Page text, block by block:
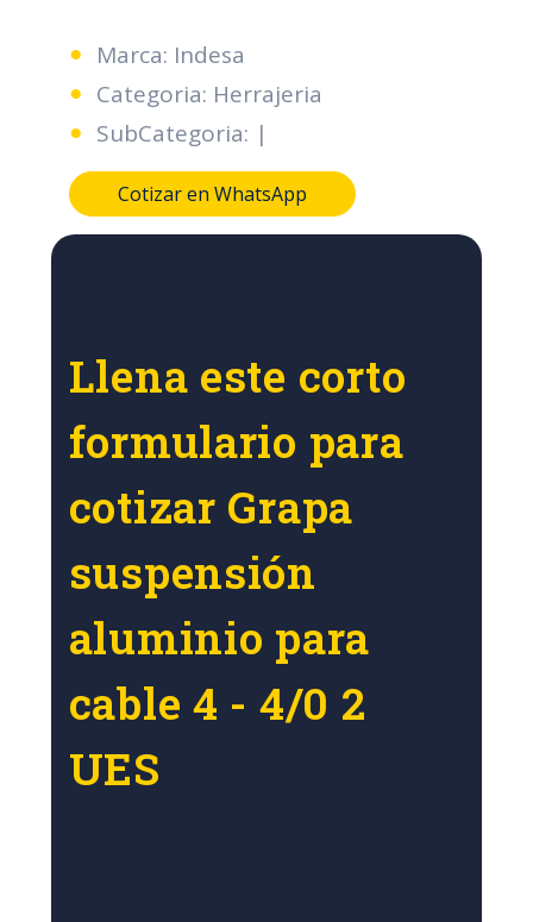
Marca: Indesa
Categoria: Herrajeria
SubCategoria: |
Cotizar en WhatsApp
Llena este corto
formulario para
cotizar Grapa
suspensión
aluminio para
cable 4 - 4/0 2
UES